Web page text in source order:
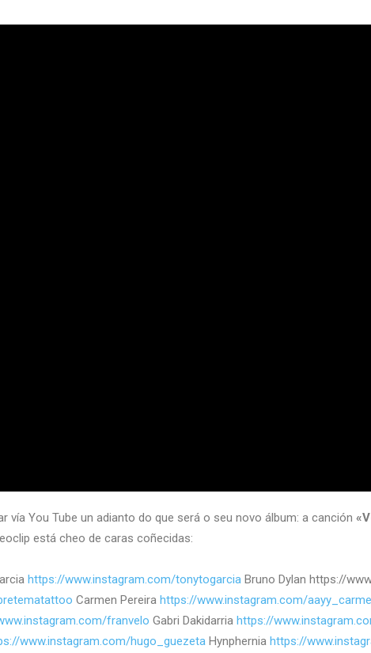
vía You Tube un adianto do que será o seu novo álbum: a canción
está cheo de caras coñecidas:
https://www.instagram.com/tonytogarcia Bruno Dylan https://
Carmen Pereira https://www.instagram.com/
franvelo Gabri Dakidarria https://
www.instagram.com/hugo_guezeta Hynphernia https://